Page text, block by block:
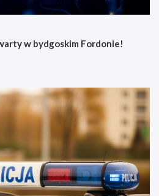
w bydgoskim Fordonie!